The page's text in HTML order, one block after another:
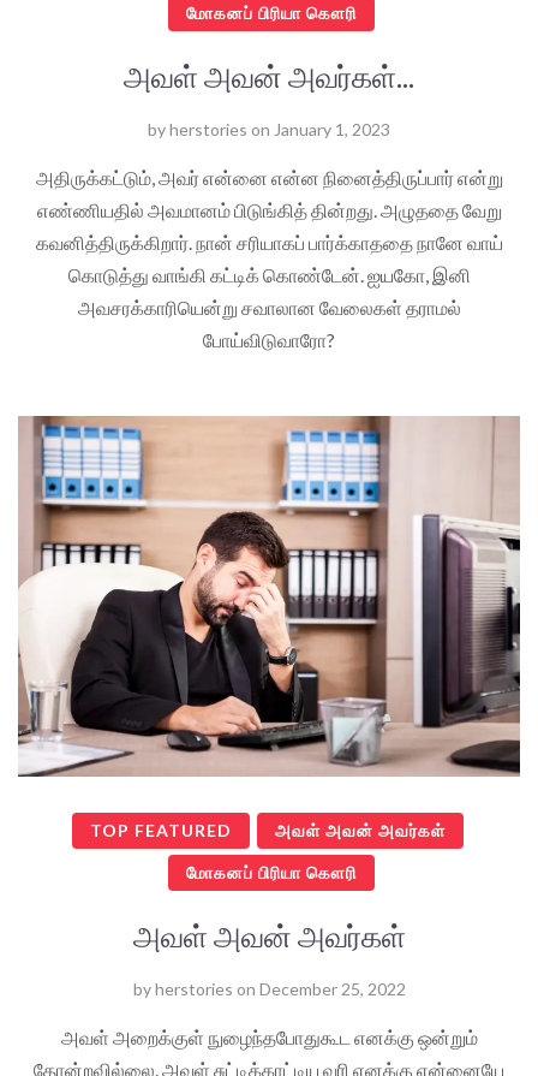
மோகனப் பிரியா கௌரி
அவள் அவன் அவர்கள்...
byherstories on January 1, 2023
அதிருக்கட்டும், அவர் என்னை என்ன நினைத்திருப்பார் என்று
எண்ணியதில் அவமானம் பிடுங்கித் தின்றது. அழுததை வேறு
கவனித்திருக்கிறார். நான் சரியாகப் பார்க்காததை நானே வாய்
கொடுத்து வாங்கி கட்டிக் கொண்டேன். ஐயகோ, இனி
அவசரக்காரியென்று சவாலான வேலைகள் தராமல்
போய்விடுவாரோ?
TOP FEATURED அவள் அவன் அவர்கள்
மோகனப் பிரியா கௌரி
அவள் அவன் அவர்கள்
byherstories on December 25, 2022
அவள் அறைக்குள் நுழைந்தபோதுகூட எனக்கு ஒன்றும்
தோன்றவில்லை. அவள் சுட்டிக்காட்டிய வரி எனக்கு என்னையே